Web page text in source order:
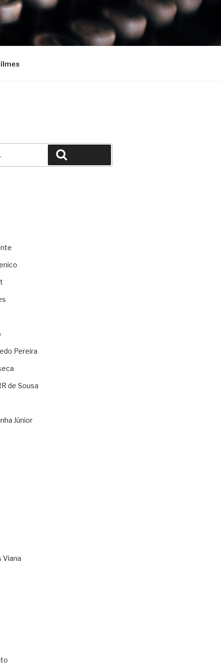
Pereira
de Sousa
Júnior
Viana